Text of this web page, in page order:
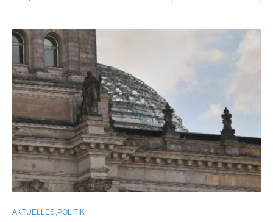
AKTUELLES POLITIK